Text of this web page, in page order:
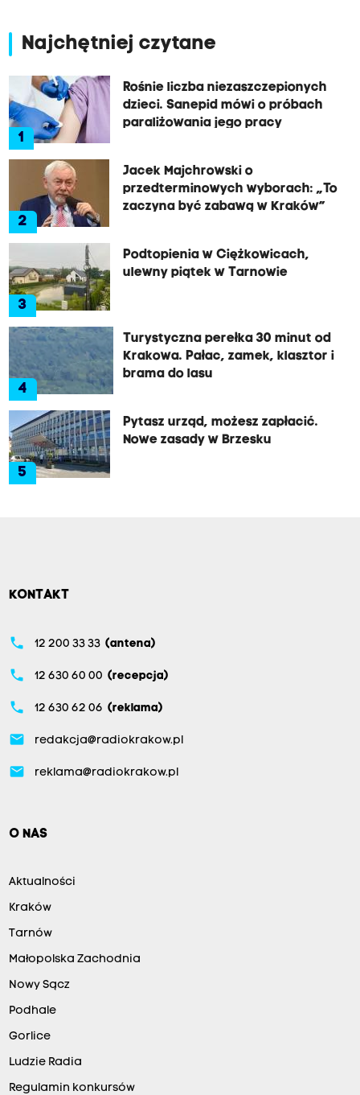
Najchętniej czytane
1
Rośnie liczba niezaszczepionych
dzieci. Sanepid mówi o próbach
paraliżowania jego pracy
2
Jacek Majchrowski o
przedterminowych wyborach: „To
zaczyna być zabawą w Kraków”
3
Podtopienia w Ciężkowicach,
ulewny piątek w Tarnowie
4
Turystyczna perełka 30 minut od
Krakowa. Pałac, zamek, klasztor i
brama do lasu
5
Pytasz urząd, możesz zapłacić.
Nowe zasady w Brzesku
KONTAKT
phone 12 200 33 33 (antena)
phone 12 630 60 00 (recepcja)
phone 12 630 62 06 (reklama)
email redakcja@radiokrakow.pl
email reklama@radiokrakow.pl
O NAS
Aktualności
Kraków
Tarnów
Małopolska Zachodnia
Nowy Sącz
Podhale
Gorlice
Ludzie Radia
Regulamin konkursów